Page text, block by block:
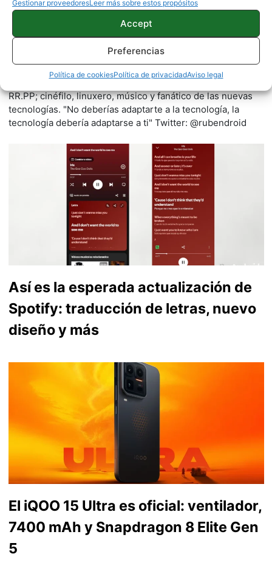
Gestionar proveedoresLeer más sobre estos propósitos
Accept
Preferencias
Política de cookiesPolítica de privacidadAviso legal
302 artículos publicados en ProAndroid desde 2020.
ExRedactor en ProAndroid | Graduado en Publicidad y
RR.PP; cinéfilo, linuxero, músico y fanático de las nuevas
tecnologías. "No deberías adaptarte a la tecnología, la
tecnología debería adaptarse a ti" Twitter: @rubendroid
Así es la esperada actualización de
Spotify: traducción de letras, nuevo
diseño y más
El iQOO 15 Ultra es oficial: ventilador,
7400 mAh y Snapdragon 8 Elite Gen
5